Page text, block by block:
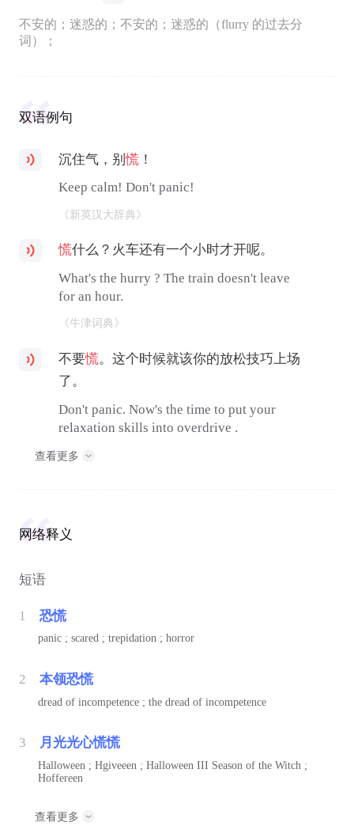
不安的；迷惑的；不安的；迷惑的（flurry 的过去分
词）；
双语例句
沉住气，别慌 ！
Keep calm! Don't panic!
《新英汉大辞典》
慌什么？火车还有一个小时才开呢。
What's the hurry ? The train doesn't leave
for an hour.
《牛津词典》
不要慌。这个时候就该你的放松技巧上场
了。
Don't panic. Now's the time to put your
relaxation skills into overdrive .
查看更多
网络释义
短语
1 恐慌
panic ; scared ; trepidation ; horror
2 本领恐慌
dread of incompetence ; the dread of incompetence
3 月光光心慌慌
Halloween ; Hgiveeen ; Halloween III Season of the Witch ;
Hoffereen
查看更多